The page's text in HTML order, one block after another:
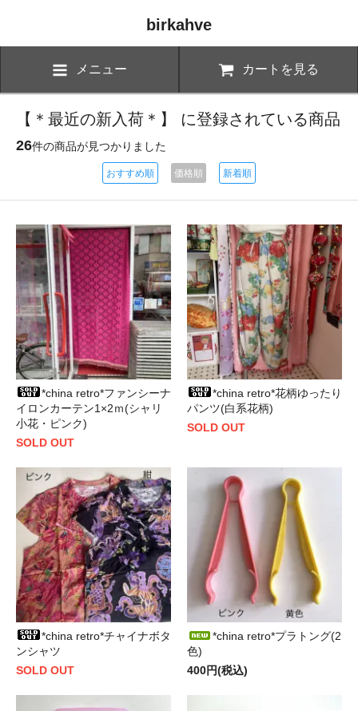
birkahve
メニュー カートを見る
【＊最近の新入荷＊】 に登録されている商品
26件の商品が見つかりました
おすすめ順 価格順 新着順
*china retro*ファンシーナ
イロンカーテン1×2ｍ(シャリ
小花・ピンク)
SOLD OUT
*china retro*花柄ゆったり
パンツ(白系花柄)
SOLD OUT
*china retro*チャイナボタ
ンシャツ
SOLD OUT
*china retro*プラトング(2
色)
400円(税込)